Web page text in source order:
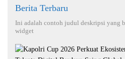
Berita Terbaru
Ini adalah contoh judul deskripsi yang
widget